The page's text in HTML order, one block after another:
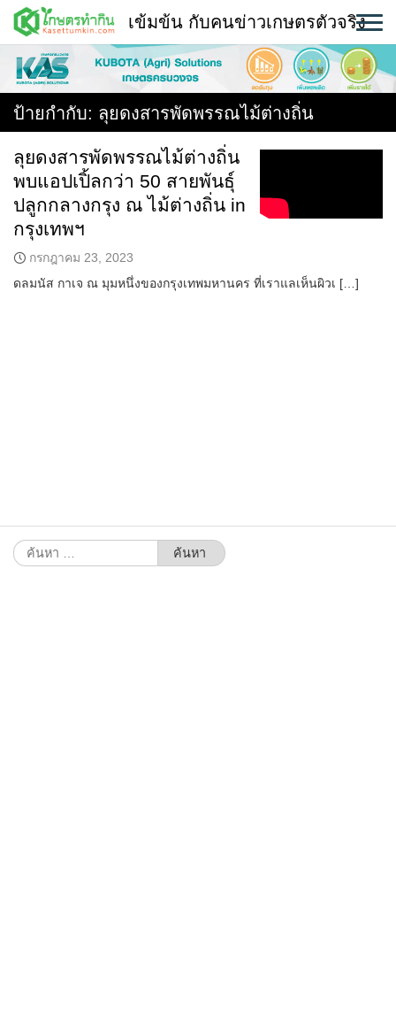
Skip
content
พืช
หน้าแรก
แวดวงเกษตร
ใคร ทำอะไร ที่ไหน
สถานีข่าววันนี้
เข้มข้น กับคนข่าวเกษตรตัวจริง
ป้ายกำกับ: ลุยดงสารพัดพรรณไม้ต่างถิ่น
ลุยดงสารพัดพรรณไม้ต่างถิ่น
พบแอปเปิ้ลกว่า 50 สายพันธุ์
ปลูกกลางกรุง ณ ไม้ต่างถิ่น in
กรุงเทพฯ
กรกฎาคม 23, 2023
ดลมนัส กาเจ ณ มุมหนึ่งของกรุงเทพมหานคร ที่เราแลเห็นผิวเ […]
ค้นหา
สำหรับ: